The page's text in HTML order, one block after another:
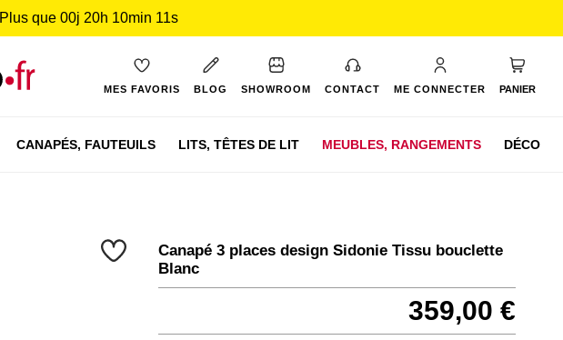
Plus que 00j 20h 10min 10s
MES FAVORIS BLOG SHOWROOM CONTACT ME CONNECTER PANIER
CANAPÉS, FAUTEUILS LITS, TÊTES DE LIT MEUBLES, RANGEMENTS DÉCO
Canapé 3 places design Sidonie Tissu bouclette
Blanc
359,00 €